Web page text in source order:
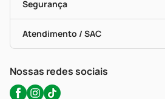
Formas De Pagamento
Troca E Devolução
Bulas De A A Z
Políticas De Marketplace
Serviços Farmacêuticos
Testes Rápidos
Autoteste Covid-19
Segurança
Portal Da Privacidade
Atendimento / SAC
Nossas redes sociais